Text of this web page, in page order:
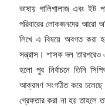
ভাষায় গালিগালাজ এবং ইট
পরিবারের লোকজনদের আরো
লিখে এ বিষয়ে অবগত করা
সন্ত্রাস। শাসক দল
হলো পুর নির্বাচনে তিনি
আক্রমণ সংগঠিত করে
গ্রেফতার করা না হয় তাহলে